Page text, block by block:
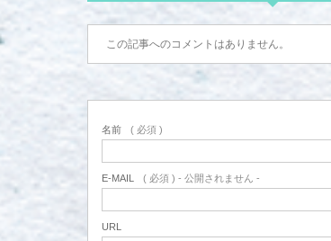
この記事へのコメントはありません。
名前 ( 必須 )
E-MAIL ( 必須 ) - 公開されません -
URL